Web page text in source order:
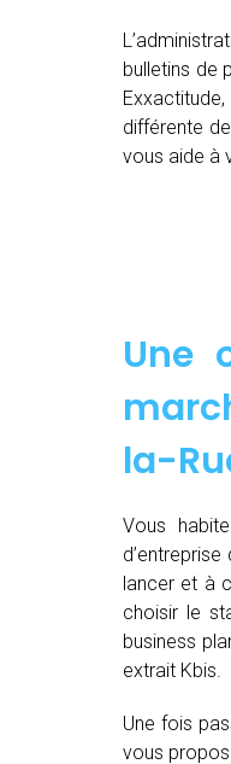
bulletins de
différente
vous aide à
Une
la-
Vous
lancer et à
choisir le
business
extrait Kbis.
Une fois
vous